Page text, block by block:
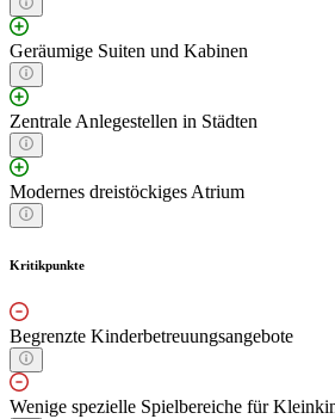
Geräumige Suiten und Kabinen
Zentrale Anlegestellen in Städten
Modernes dreistöckiges Atrium
Kritikpunkte
Begrenzte Kinderbetreuungsangebote
Wenige spezielle Spielbereiche für